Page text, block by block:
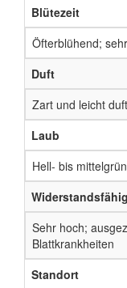
Blütezeit
Öfterblühend;
Duft
Zart und leicht
Laub
Hell- bis
Sehr hoch;
Blattkrankheiten
Standort